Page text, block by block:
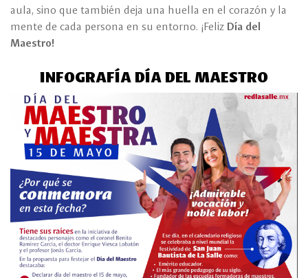
aula, sino que también deja una huella en el corazón y la
mente de cada persona en su entorno. ¡Feliz Día del
Maestro!
INFOGRAFÍA DÍA DEL MAESTRO